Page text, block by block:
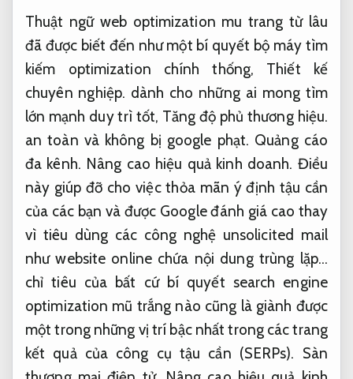
Thuật ngữ web optimization mu trang từ lâu
đã được biết đến như một bí quyết bộ máy tìm
kiếm optimization chính thống, Thiết kế
chuyên nghiệp. dành cho những ai mong tìm
lớn mạnh duy trì tốt, Tăng độ phủ thương hiệu.
an toàn và không bị google phạt. Quảng cáo
đa kênh. Nâng cao hiệu quả kinh doanh. Điều
này giúp đỡ cho việc thỏa mãn ý định tậu cần
của các bạn và được Google đánh giá cao thay
vì tiêu dùng các công nghệ unsolicited mail
như website online chứa nội dung trùng lặp…
chỉ tiêu của bất cứ bí quyết search engine
optimization mũ trắng nào cũng là giành được
một trong những vị trí bậc nhất trong các trang
kết quả của công cụ tậu cần (SERPs). Sàn